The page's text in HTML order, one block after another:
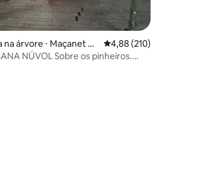
média de 5, 3 avaliações
na árvore ⋅ Maçanet de
4,88 de uma avaliação
4,88 (210)
NÚVOL Sobre os pinheiros.